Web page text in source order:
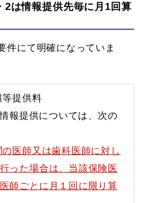
2は情報提供先毎に月1回算
件にて明確になっていま
等提供料
報提供については、次の
医師又は歯科医師に対し
った場合は、当該保険医
師ごとに月１回に限り算